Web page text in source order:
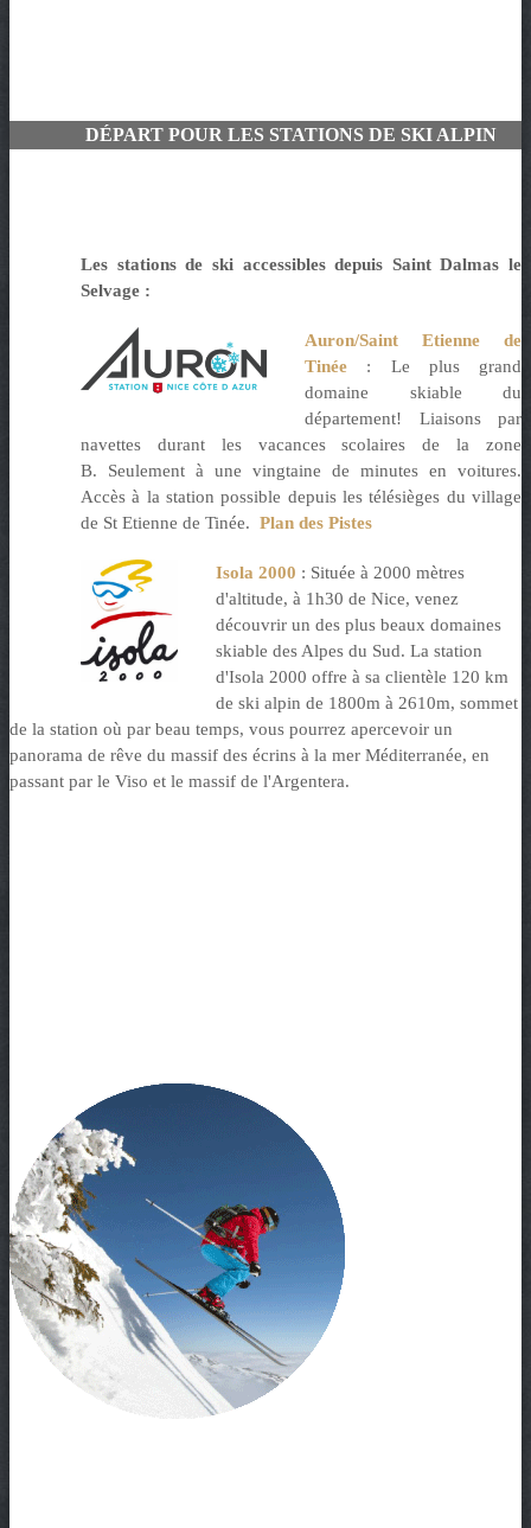
DÉPART POUR LES STATIONS DE SKI ALPIN
Les stations de ski accessibles depuis Saint Dalmas le
Selvage :
Auron/Saint Etienne de
Tinée : Le plus grand
domaine skiable du
département! Liaisons par
navettes durant les vacances scolaires de la zone
B. Seulement à une vingtaine de minutes en voitures.
Accès à la station possible depuis les télésièges du village
de St Etienne de Tinée. Plan des Pistes
Isola 2000 : Située à 2000 mètres
d'altitude, à 1h30 de Nice, venez
découvrir un des plus beaux domaines
skiable des Alpes du Sud. La station
d'Isola 2000 offre à sa clientèle 120 km
de ski alpin de 1800m à 2610m, sommet
de la station où par beau temps, vous pourrez apercevoir un
panorama de rêve du massif des écrins à la mer Méditerranée, en
passant par le Viso et le massif de l'Argentera.